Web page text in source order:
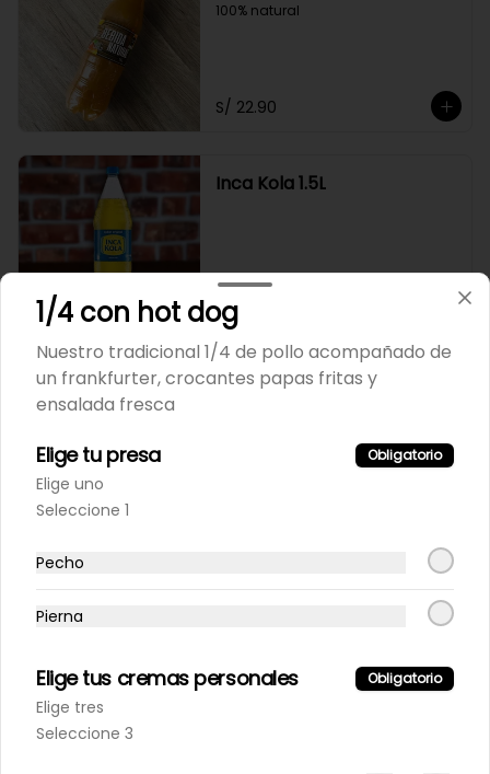
100% natural
S/ 22.90
Inca Kola 1.5L
S/ 15.90
Inca Kola 500Ml
1/4 con hot dog
Nuestro tradicional 1/4 de pollo acompañado de
un frankfurter, crocantes papas fritas y
ensalada fresca
Elige tu presa Obligatorio
Elige uno
Seleccione 1
Pecho
Pierna
Elige tus cremas personales Obligatorio
Elige tres
Seleccione 3